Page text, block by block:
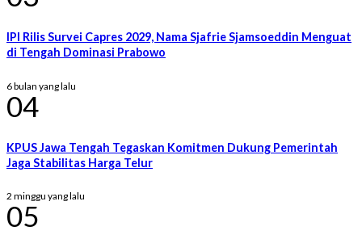
IPI Rilis Survei Capres 2029, Nama Sjafrie Sjamsoeddin Menguat
di Tengah Dominasi Prabowo
6 bulan yang lalu
04
KPUS Jawa Tengah Tegaskan Komitmen Dukung Pemerintah
Jaga Stabilitas Harga Telur
2 minggu yang lalu
05